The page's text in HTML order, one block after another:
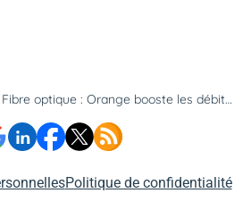
Fibre optique : Orange booste les débits de son réseau dans de nouvelles villes
Politique de confidentialité